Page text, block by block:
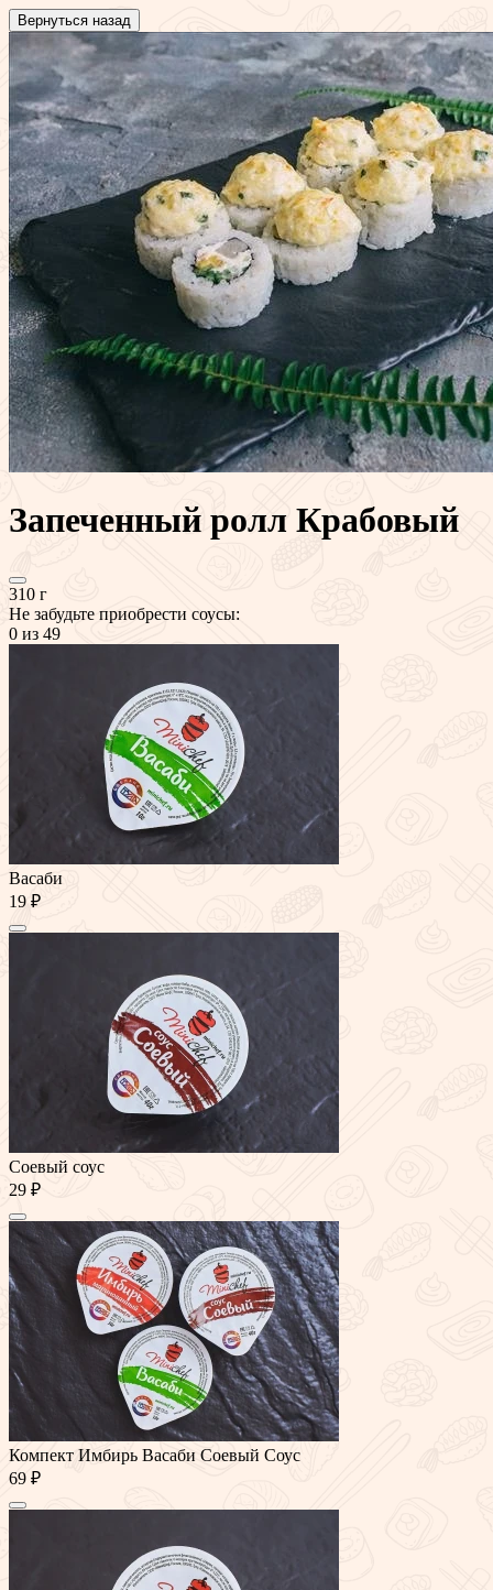
Вернуться назад
Запеченный ролл Крабовый
310 г
Не забудьте приобрести соусы:
0 из 49
Васаби
19 ₽
Соевый соус
29 ₽
Компект Имбирь Васаби Соевый Соус
69 ₽